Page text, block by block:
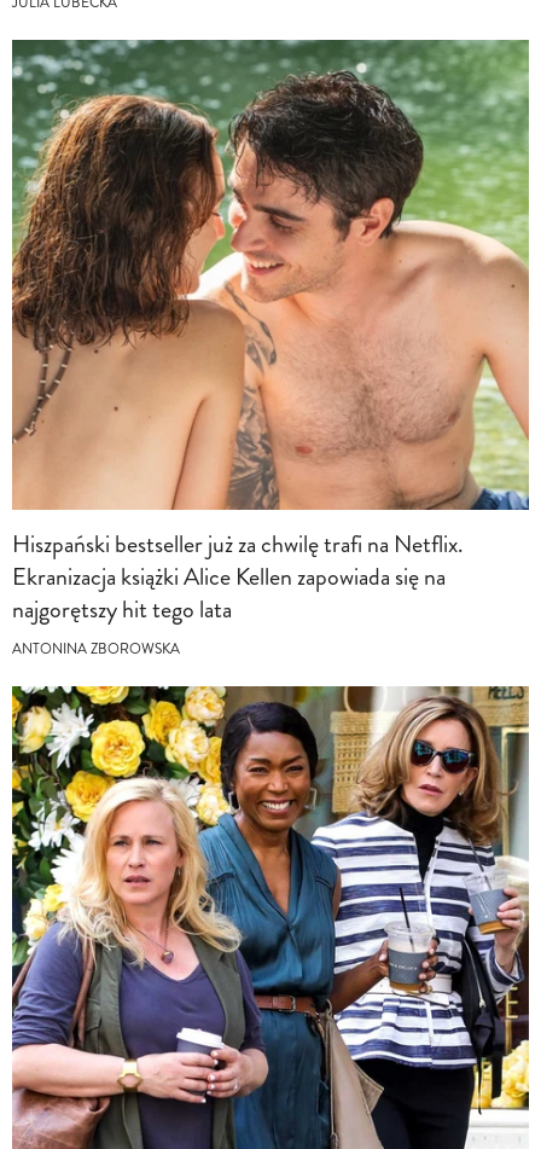
Hiszpański bestseller już za chwilę trafi na Netflix.
Ekranizacja książki Alice Kellen zapowiada się na
najgorętszy hit tego lata
ANTONINA ZBOROWSKA